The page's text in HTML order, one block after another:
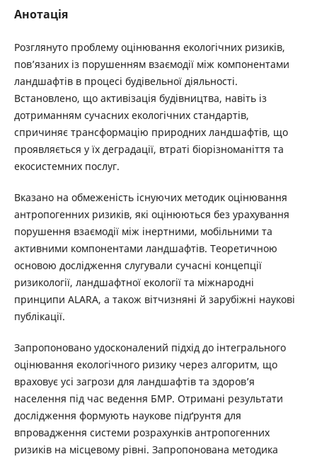
Анотація
Розглянуто проблему оцінювання екологічних ризиків,
пов’язаних із порушенням взаємодії між компонентами
ландшафтів в процесі будівельної діяльності.
Встановлено, що активізація будівництва, навіть із
дотриманням сучасних екологічних стандартів,
спричиняє трансформацію природних ландшафтів, що
проявляється у їх деградації, втраті біорізноманіття та
екосистемних послуг.
Вказано на обмеженість існуючих методик оцінювання
антропогенних ризиків, які оцінюються без урахування
порушення взаємодії між інертними, мобільними та
активними компонентами ландшафтів. Теоретичною
основою дослідження слугували сучасні концепції
ризикології, ландшафтної екології та міжнародні
принципи ALARA, а також вітчизняні й зарубіжні наукові
публікації.
Запропоновано удосконалений підхід до інтегрального
оцінювання екологічного ризику через алгоритм, що
враховує усі загрози для ландшафтів та здоров’я
населення під час ведення БМР. Отримані результати
дослідження формують наукове підґрунтя для
впровадження системи розрахунків антропогенних
ризиків на місцевому рівні. Запропонована методика